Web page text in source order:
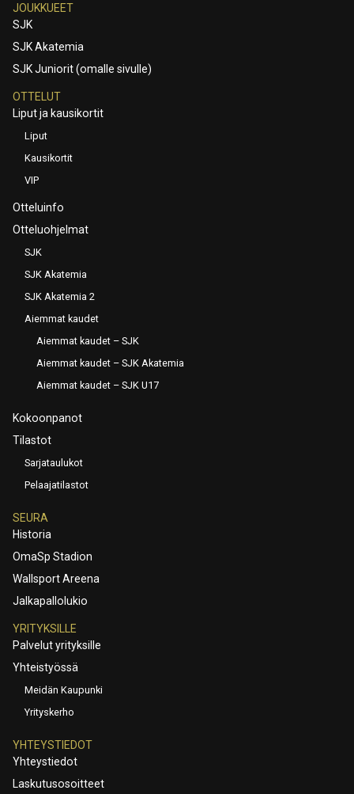
JOUKKUEET
SJK
SJK Akatemia
SJK Juniorit (omalle sivulle)
OTTELUT
Liput ja kausikortit
Liput
Kausikortit
VIP
Otteluinfo
Otteluohjelmat
SJK
SJK Akatemia
SJK Akatemia 2
Aiemmat kaudet
Aiemmat kaudet – SJK
Aiemmat kaudet – SJK Akatemia
Aiemmat kaudet – SJK U17
Kokoonpanot
Tilastot
Sarjataulukot
Pelaajatilastot
SEURA
Historia
OmaSp Stadion
Wallsport Areena
Jalkapallolukio
YRITYKSILLE
Palvelut yrityksille
Yhteistyössä
Meidän Kaupunki
Yrityskerho
YHTEYSTIEDOT
Yhteystiedot
Laskutusosoitteet